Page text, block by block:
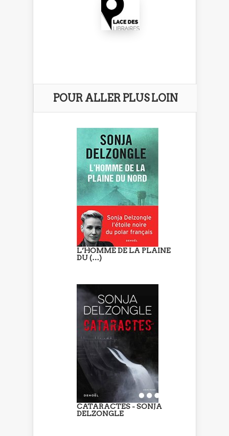
POUR ALLER PLUS LOIN
L’HOMME DE LA PLAINE
DU (…)
CATARACTES - SONJA
DELZONGLE